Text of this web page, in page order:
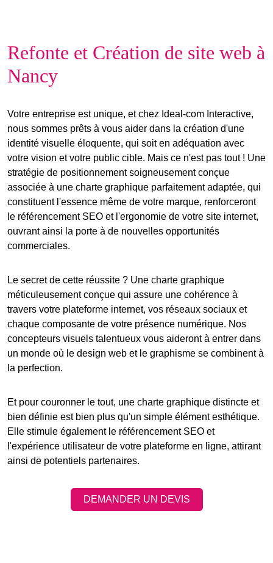
Refonte et Création de site web à
Nancy
Votre entreprise est unique, et chez Ideal-com Interactive,
nous sommes prêts à vous aider dans la création d'une
identité visuelle éloquente, qui soit en adéquation avec
votre vision et votre public cible. Mais ce n'est pas tout ! Une
stratégie de positionnement soigneusement conçue
associée à une charte graphique parfaitement adaptée, qui
constituent l'essence même de votre marque, renforceront
le référencement SEO et l'ergonomie de votre site internet,
ouvrant ainsi la porte à de nouvelles opportunités
commerciales.
Le secret de cette réussite ? Une charte graphique
méticuleusement conçue qui assure une cohérence à
travers votre plateforme internet, vos réseaux sociaux et
chaque composante de votre présence numérique. Nos
concepteurs visuels talentueux vous aideront à entrer dans
un monde où le design web et le graphisme se combinent à
la perfection.
Et pour couronner le tout, une charte graphique distincte et
bien définie est bien plus qu'un simple élément esthétique.
Elle stimule également le référencement SEO et
l'expérience utilisateur de votre plateforme en ligne, attirant
ainsi de potentiels partenaires.
DEMANDER UN DEVIS